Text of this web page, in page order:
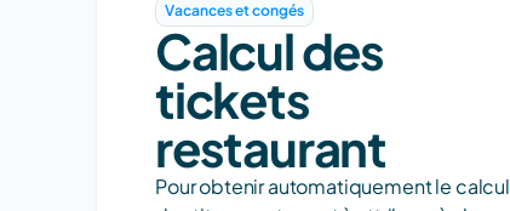
Vacances et congés
Calcul des
tickets
restaurant
Pour obtenir automatiquement le calcul